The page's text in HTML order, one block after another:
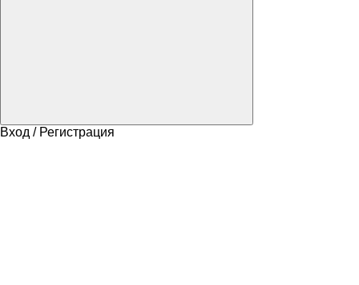
Вход / Регистрация